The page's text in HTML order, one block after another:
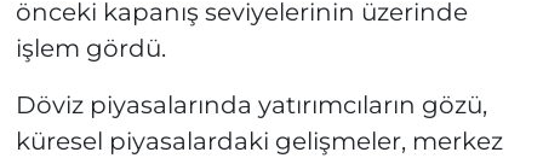
önceki kapanış seviyelerinin üzerinde
işlem gördü.
Döviz piyasalarında yatırımcıların gözü,
küresel piyasalardaki gelişmeler, merkez